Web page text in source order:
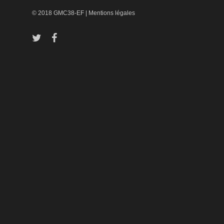
© 2018 GMC38-EF | Mentions légales